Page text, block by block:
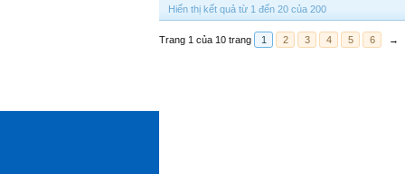
Hiển thị kết quả từ 1 đến 20 của 200
Trang 1 của 10 trang 1 2 3 4 5 6 →